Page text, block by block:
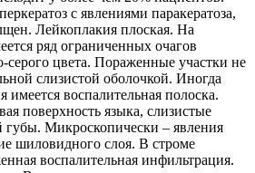
с явлениями паракератоза,
Лейкоплакия плоская. На
ряд ограниченных очагов
серого цвета. Пораженные участки не
слизистой оболочкой. Иногда
имеется воспалительная полоска.
поверхность языка, слизистые
Микроскопически – явления
шиловидного слоя. В строме
воспалительная инфильтрация.